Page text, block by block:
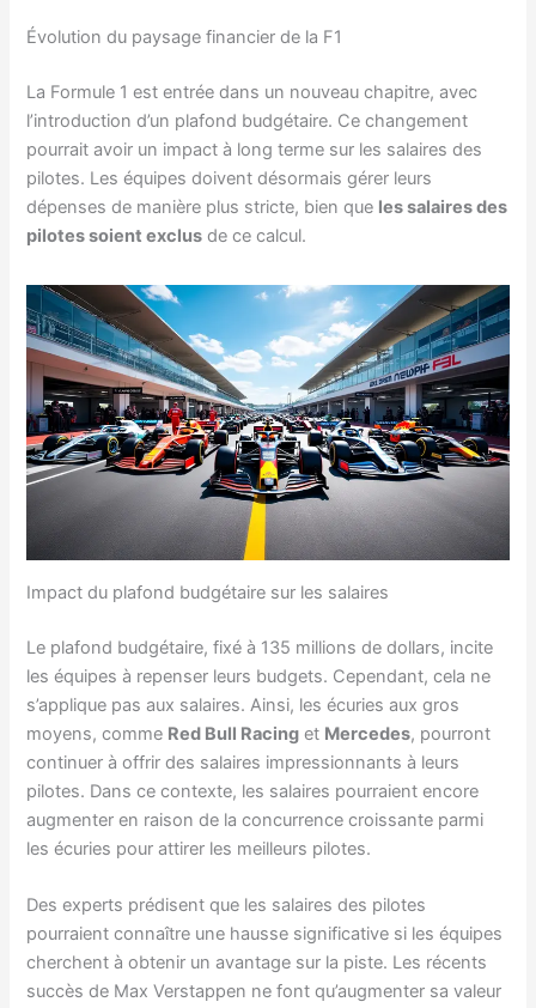
Évolution du paysage financier de la F1
La Formule 1 est entrée dans un nouveau chapitre, avec
l’introduction d’un plafond budgétaire. Ce changement
pourrait avoir un impact à long terme sur les salaires des
pilotes. Les équipes doivent désormais gérer leurs
dépenses de manière plus stricte, bien que les salaires des
pilotes soient exclus de ce calcul.
Impact du plafond budgétaire sur les salaires
Le plafond budgétaire, fixé à 135 millions de dollars, incite
les équipes à repenser leurs budgets. Cependant, cela ne
s’applique pas aux salaires. Ainsi, les écuries aux gros
moyens, comme Red Bull Racing et Mercedes, pourront
continuer à offrir des salaires impressionnants à leurs
pilotes. Dans ce contexte, les salaires pourraient encore
augmenter en raison de la concurrence croissante parmi
les écuries pour attirer les meilleurs pilotes.
Des experts prédisent que les salaires des pilotes
pourraient connaître une hausse significative si les équipes
cherchent à obtenir un avantage sur la piste. Les récents
succès de Max Verstappen ne font qu’augmenter sa valeur